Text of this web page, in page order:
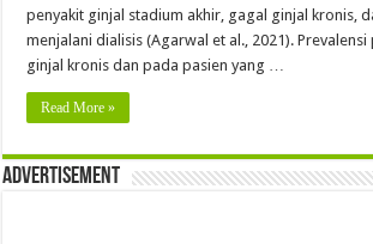
penyakit ginjal stadium akhir, gagal ginjal kronis,
menjalani dialisis (Agarwal et al., 2021).
ginjal kronis dan pada pasien yang …
Read More »
Advertisement